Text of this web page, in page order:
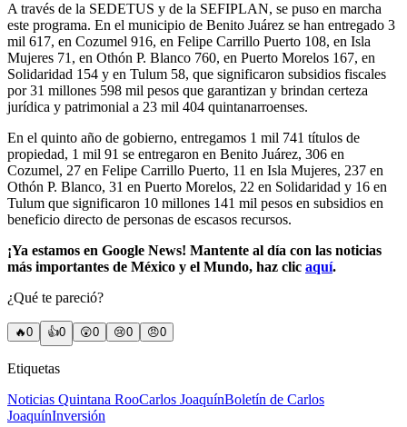
A través de la SEDETUS y de la SEFIPLAN, se puso en marcha
este programa. En el municipio de Benito Juárez se han entregado 3
mil 617, en Cozumel 916, en Felipe Carrillo Puerto 108, en Isla
Mujeres 71, en Othón P. Blanco 760, en Puerto Morelos 167, en
Solidaridad 154 y en Tulum 58, que significaron subsidios fiscales
por 31 millones 598 mil pesos que garantizan y brindan certeza
jurídica y patrimonial a 23 mil 404 quintanarroenses.
En el quinto año de gobierno, entregamos 1 mil 741 títulos de
propiedad, 1 mil 91 se entregaron en Benito Juárez, 306 en
Cozumel, 27 en Felipe Carrillo Puerto, 11 en Isla Mujeres, 237 en
Othón P. Blanco, 31 en Puerto Morelos, 22 en Solidaridad y 16 en
Tulum que significaron 10 millones 141 mil pesos en subsidios en
beneficio directo de personas de escasos recursos.
¡Ya estamos en Google News! Mantente al día con las noticias
más importantes de México y el Mundo, haz clic aquí.
¿Qué te pareció?
🔥0 👍0 😲0 😢0 😠0
Etiquetas
Noticias Quintana RooCarlos JoaquínBoletín de Carlos
JoaquínInversión